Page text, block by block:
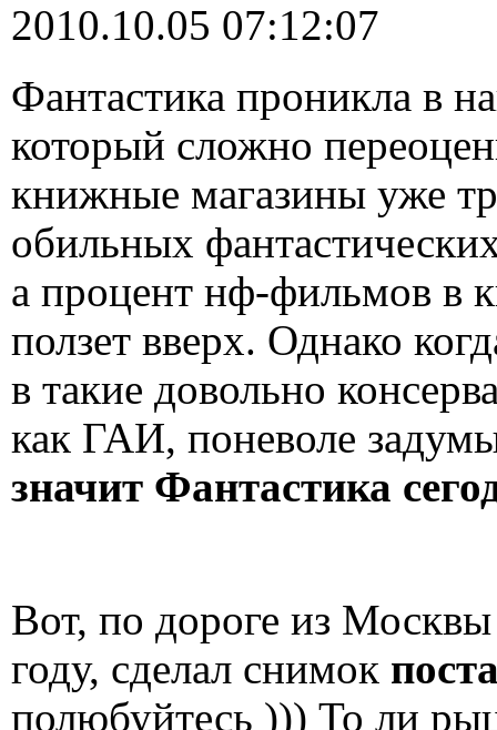
2010.10.05 07:12:07
Фантастика проникла в
который сложно
книжные магазины уже
обильных
а процент нф-фильмов в
ползет вверх. Однако
в такие довольно
как ГАИ, поневоле
значит Фантастика
Вот, по дороге из
году, сделал снимок
полюбуйтесь ))) То ли